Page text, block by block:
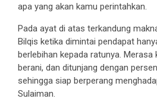
apa yang akan kamu perintahkan.
Pada ayat di atas terkandung
Bilqis ketika dimintai pendapat
berlebihan kepada ratunya. Merasa
berani, dan ditunjang dengan
sehingga siap berperang
Sulaiman.